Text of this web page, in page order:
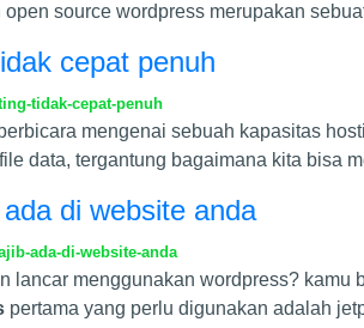
source wordpress merupakan
cepat penuh
tidak-cepat-penuh
mengenai sebuah kapasitas
data, tergantung bagaimana kita bisa
di website anda
ada-di-website-anda
lancar menggunakan wordpress?
pertama yang perlu digunakan adalah